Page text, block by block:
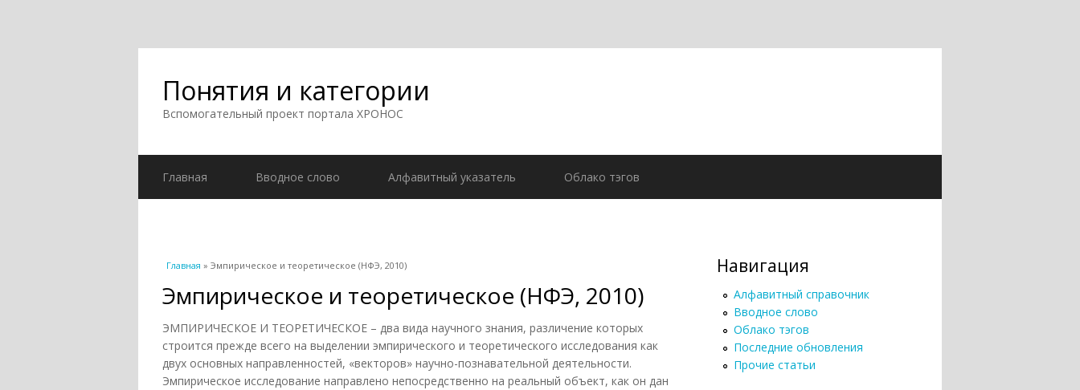
Понятия и категории
Вспомогательный проект портала ХРОНОС
Главная Вводное слово Алфавитный указатель Облако тэгов
Вы здесь
Главная » Эмпирическое и теоретическое (НФЭ, 2010)
Эмпирическое и теоретическое (НФЭ, 2010)
ЭМПИРИЧЕСКОЕ И ТЕОРЕТИЧЕСКОЕ – два вида научного знания, различение которых
строится прежде всего на выделении эмпирического и теоретического исследования как
двух основных направленностей, «векторов» научно-познавательной деятельности.
Эмпирическое исследование направлено непосредственно на реальный объект, как он дан
Навигация
Алфавитный справочник
Вводное слово
Облако тэгов
Последние обновления
Прочие статьи